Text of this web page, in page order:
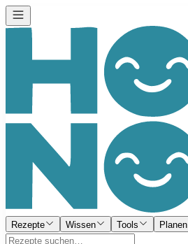
Rezepte Wissen Tools Planen